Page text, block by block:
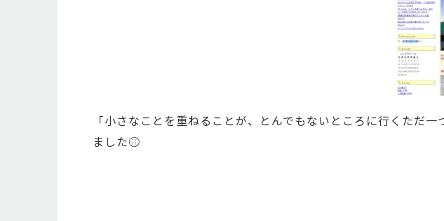
「小さなことを重ねることが、とんでもないところに行くただ
ました⚾